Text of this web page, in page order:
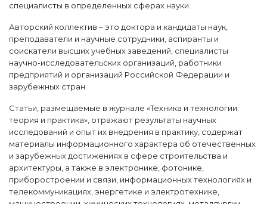
специалисты в определенных сферах науки.
Авторский коллектив – это доктора и кандидаты наук,
преподаватели и научные сотрудники, аспиранты и
соискатели высших учебных заведений, специалисты
научно-исследовательских организаций, работники
предприятий и организаций Российской Федерации и
зарубежных стран.
Статьи, размещаемые в журнале «Техника и технологии:
теория и практика», отражают результаты научных
исследований и опыт их внедрения в практику, содержат
материалы информационного характера об отечественных
и зарубежных достижениях в сфере строительства и
архитектуры, а также в электронике, фотонике,
приборостроении и связи, информационных технологиях и
телекоммуникациях, энергетике и электротехнике,